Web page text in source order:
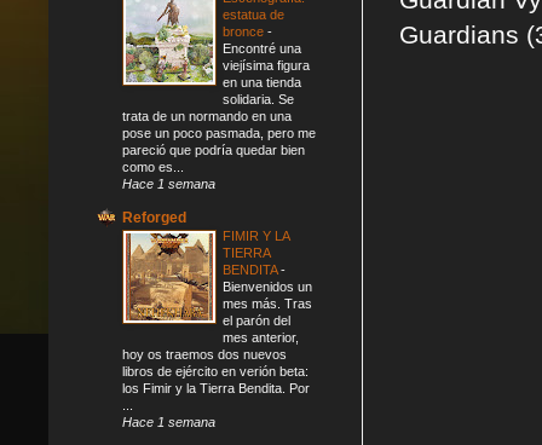
Guardians
estatua de
bronce -
Encontré una
viejísima figura
en una tienda
solidaria. Se
trata de un normando en una
pose un poco pasmada, pero me
pareció que podría quedar bien
como es...
Hace 1 semana
Reforged
FIMIR Y LA
TIERRA
BENDITA-
Bienvenidos un
mes más. Tras
el parón del
mes anterior,
hoy os traemos dos nuevos
libros de ejército en verión beta:
los Fimir y la Tierra Bendita. Por
Hace 1 semana